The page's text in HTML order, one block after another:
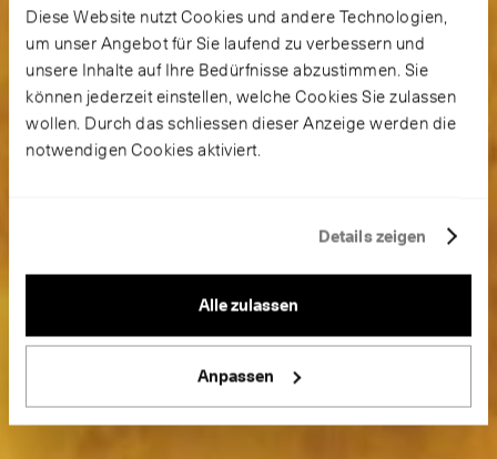
Diese Website nutzt Cookies und andere Technologien,
um unser Angebot für Sie laufend zu verbessern und
unsere Inhalte auf Ihre Bedürfnisse abzustimmen. Sie
können jederzeit einstellen, welche Cookies Sie zulassen
wollen. Durch das schliessen dieser Anzeige werden die
notwendigen Cookies aktiviert.
Details zeigen
Alle zulassen
Anpassen